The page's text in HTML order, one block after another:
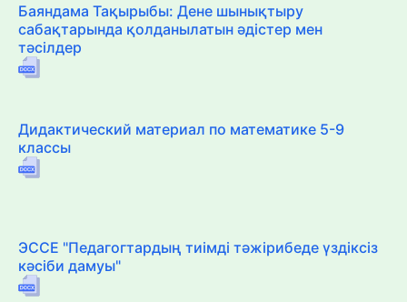
Баяндама Тақырыбы: Дене шынықтыру
сабақтарында қолданылатын әдістер мен
тәсілдер
Дидактический материал по математике 5-9
классы
ЭССЕ "Педагогтардың тиімді тәжірибеде үздіксіз
кәсіби дамуы"